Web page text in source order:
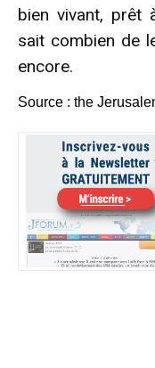
bien vivant, prêt
sait combien de
encore.
Source : the